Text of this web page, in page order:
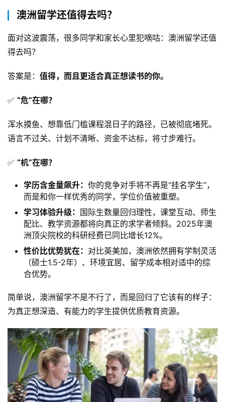
澳洲留学还值得去吗？
面对这波震荡，很多同学和家长心里犯嘀咕：澳洲留学还值
得去吗？
答案是： 值得，而且更适合真正想读书的你。
✅ “危”在哪？
浑水摸鱼、想靠低门槛课程混日子的路径，已被彻底堵死。
语言不过关、计划不清晰、资金不达标，将寸步难行。
✅ “机”在哪？
学历含金量飙升： 你的竞争对手将不再是“挂名学生”，
而是和你一样优秀的同学，学位价值被重塑。
学习体验升级： 国际生数量回归理性，课堂互动、师生
配比、教学资源都将向真正的求学者倾斜。2025年澳
洲顶尖院校的科研经费已同比增长12%。
性价比优势犹在： 对比英美加，澳洲依然拥有学制灵活
（硕士1.5-2年）、环境宜居、留学成本相对适中的综
合优势。
简单说，澳洲留学不是不行了，而是回归了它该有的样子：
为真正想深造、有能力的学生提供优质教育资源。